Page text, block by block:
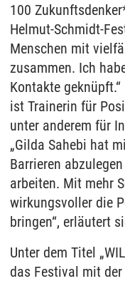
100
Helmut-Schmidt-
Menschen mit
zusammen. Ich
Kontakte
ist Trainerin für
unter anderem für
„Gilda Sahebi hat
Barrieren
arbeiten. Mit mehr
wirkungsvoller die
bringen“, erläutert
Unter dem Titel
das Festival mit